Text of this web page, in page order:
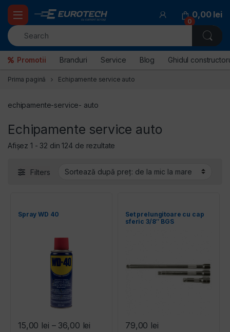
Skip to navigation
Skip to content
0
0,00 lei
Promotii Branduri Service Blog Ghidul
Prima pagină Echipamente service auto
echipamente-service- auto
Echipamente service auto
Afișez 1 - 32 din 124 de rezultate
Filters
Spray WD 40
15,00 lei – 36,00 lei Interval de prețuri: 15,00 lei până la
Set prelungitoare cu cap
sferic 3/8″ BGS
79,00 lei